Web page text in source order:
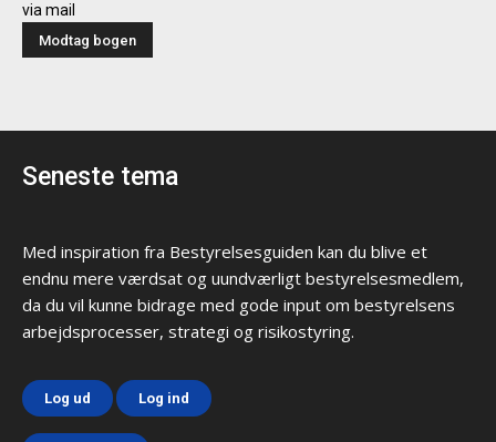
via mail
Seneste tema
Med inspiration fra Bestyrelsesguiden kan du blive et
endnu mere værdsat og uundværligt bestyrelsesmedlem,
da du vil kunne bidrage med gode input om bestyrelsens
arbejdsprocesser, strategi og risikostyring.
Log ud Log ind